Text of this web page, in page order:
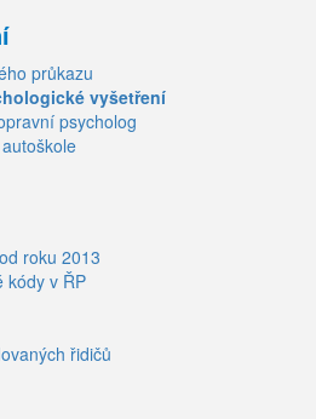
průkazu
vyšetření
psycholog
roku 2013
kódy v ŘP
řidičů